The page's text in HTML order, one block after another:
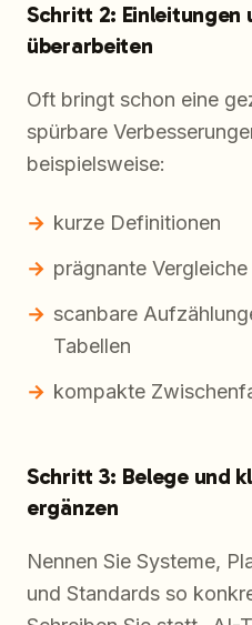
Schritt 2: Einleitungen
überarbeiten
Oft bringt schon eine
spürbare
beispielsweise:
kurze Definitionen
prägnante
scanbare
Tabellen
kompakte
Schritt 3: Belege und
ergänzen
Nennen Sie Systeme,
und Standards so